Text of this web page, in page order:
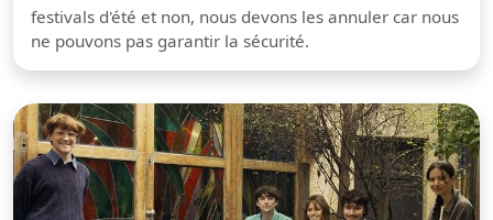
festivals d'été et non, nous devons les annuler car nous
ne pouvons pas garantir la sécurité.